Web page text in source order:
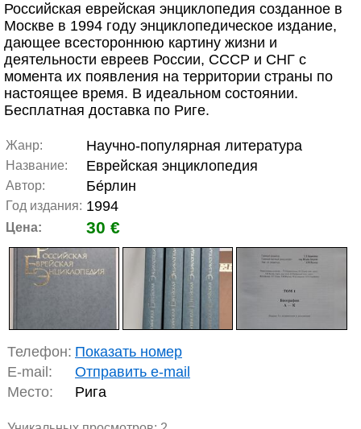
Российская еврейская энциклопедия созданное в
Москве в 1994 году энциклопедическое издание,
дающее всестороннюю картину жизни и
деятельности евреев России, СССР и СНГ с
момента их появления на территории страны по
настоящее время. В идеальном состоянии.
Бесплатная доставка по Риге.
Жанр: Научно-популярная литература
Название: Еврейская энциклопедия
Автор: Бе́рлин
Год издания: 1994
Цена: 30 €
Телефон: Показать номер
E-mail:
Отправить e-mail
Место:
Рига